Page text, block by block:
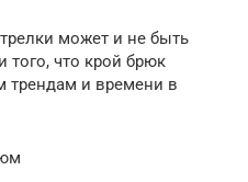
может и не быть
того, что крой брюк
трендам и времени в